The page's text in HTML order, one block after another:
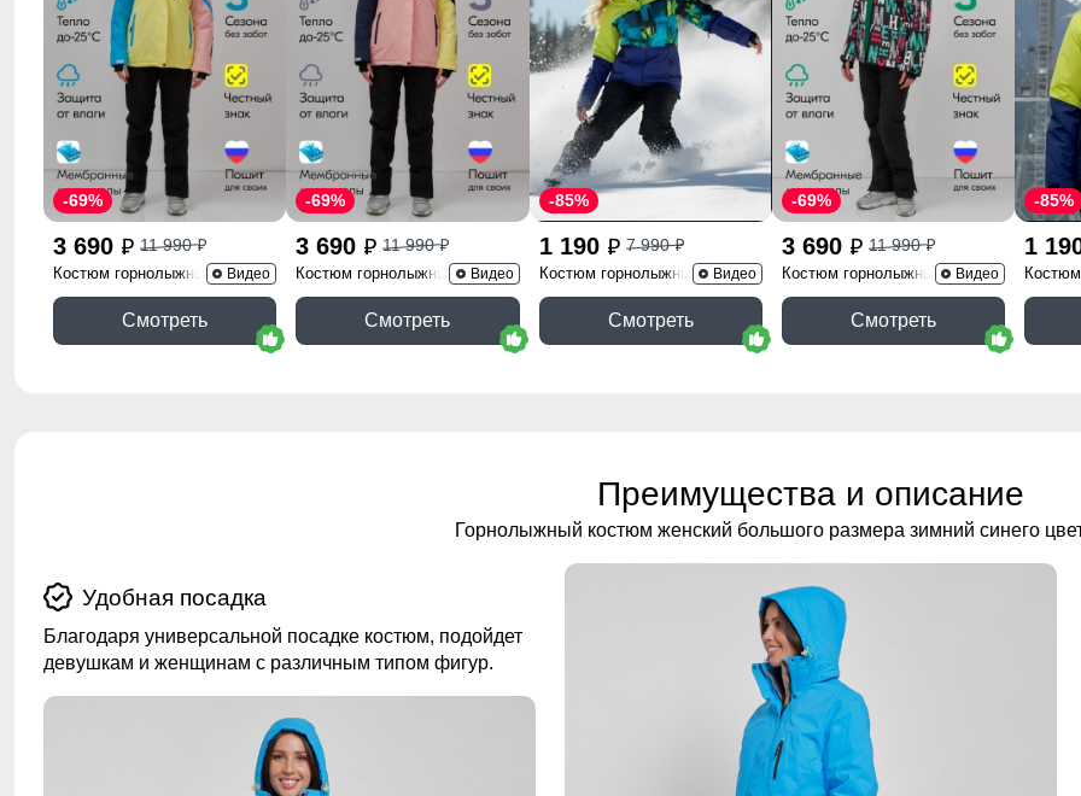
3 690 p 11 990p
-69%
Костюм горнолыжный 016J
Видео
Смотреть
3 690 p 11 990p
-69%
Костюм горнолыжный 016P
Видео
Смотреть
1 190 p 7 990p
-85%
Костюм горнолыжный 02395Sl
Видео
Смотреть
3 690 p 11 990p
-69%
Костюм горнолыжный
002_1Ch
Видео
Смотреть
1
-85%
Преимущества и описание
Горнолыжный костюм женский большого размера зимний синего
Удобная посадка
Благодаря универсальной посадке костюм, подойдет
девушкам и женщинам с различным типом фигур.